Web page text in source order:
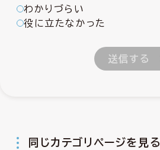
わかりづらい
役に立たなかった
同じカテゴリページを見る